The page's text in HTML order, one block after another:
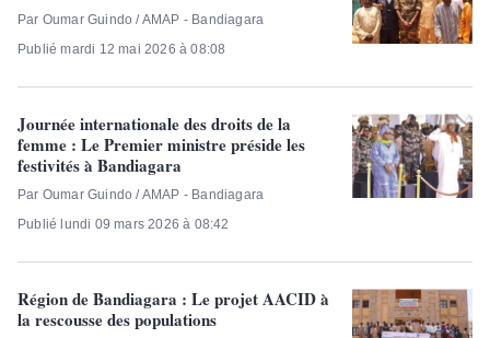
Par Oumar Guindo / AMAP - Bandiagara
Publié mardi 12 mai 2026 à 08:08
Journée internationale des droits de la
femme : Le Premier ministre préside les
festivités à Bandiagara
Par Oumar Guindo / AMAP - Bandiagara
Publié lundi 09 mars 2026 à 08:42
Région de Bandiagara : Le projet AACID à
la rescousse des populations